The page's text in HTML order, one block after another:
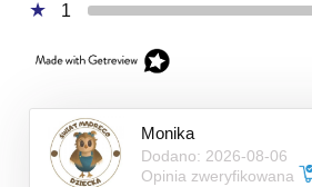
1
Monika
Dodano: 2026-08-06
Opinia zweryfikowana